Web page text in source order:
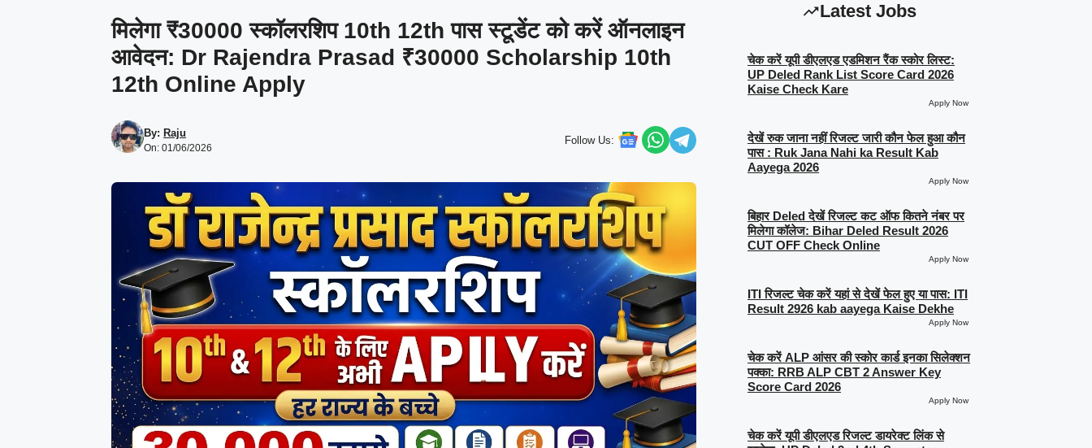
मिलेगा ₹30000 स्कॉलरशिप 10th 12th पास स्टूडेंट को करें ऑनलाइन
आवेदन: Dr Rajendra Prasad ₹30000 Scholarship 10th
12th Online Apply
By: Raju
On: 01/06/2026
Follow Us:
Latest Jobs
चेक करें यूपी डीएलएड एडमिशन रैंक स्कोर लिस्ट:
UP Deled Rank List Score Card 2026
Kaise Check Kare
Apply Now
देखें रुक जाना नहीं रिजल्ट जारी कौन फेल हुआ कौन
पास : Ruk Jana Nahi ka Result Kab
Aayega 2026
Apply Now
बिहार Deled देखें रिजल्ट कट ऑफ कितने नंबर पर
मिलेगा कॉलेज: Bihar Deled Result 2026
CUT OFF Check Online
Apply Now
ITI रिजल्ट चेक करें यहां से देखें फेल हुए या पास: ITI
Result 2926 kab aayega Kaise Dekhe
Apply Now
चेक करें ALP आंसर की स्कोर कार्ड इनका सिलेक्शन
पक्का: RRB ALP CBT 2 Answer Key
Score Card 2026
Apply Now
चेक करें यूपी डीएलएड रिजल्ट डायरेक्ट लिंक से